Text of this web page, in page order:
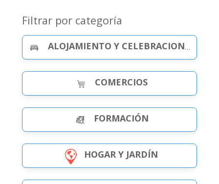
Filtrar por categoría
ALOJAMIENTO Y CELEBRACIONES
COMERCIOS
FORMACIÓN
HOGAR Y JARDÍN